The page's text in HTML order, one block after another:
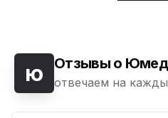
ю Отзывы о
отвечаем на